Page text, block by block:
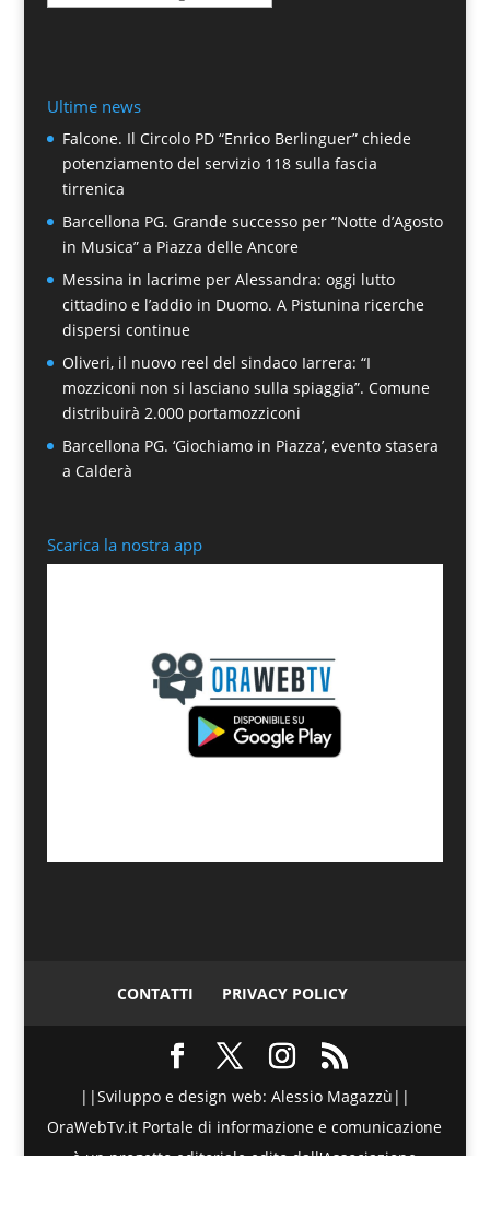
Ultime news
Falcone. Il Circolo PD “Enrico Berlinguer” chiede
potenziamento del servizio 118 sulla fascia
tirrenica
Barcellona PG. Grande successo per “Notte d’Agosto
in Musica” a Piazza delle Ancore
Messina in lacrime per Alessandra: oggi lutto
cittadino e l’addio in Duomo. A Pistunina ricerche
dispersi continue
Oliveri, il nuovo reel del sindaco Iarrera: “I
mozziconi non si lasciano sulla spiaggia”. Comune
distribuirà 2.000 portamozziconi
Barcellona PG. ‘Giochiamo in Piazza’, evento stasera
a Calderà
Scarica la nostra app
CONTATTI PRIVACY POLICY
||Sviluppo e design web: Alessio Magazzù||
OraWebTv.it Portale di informazione e comunicazione
è un progetto editoriale edito dall'Associazione